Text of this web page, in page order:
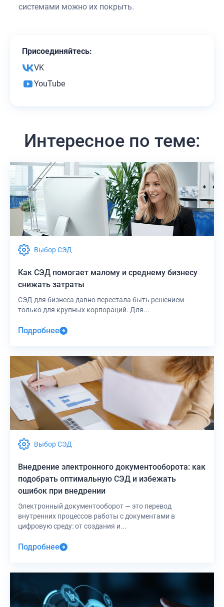
системами можно их покрыть.
Присоединяйтесь:
VK
YouTube
Интересное по теме:
Выбор СЭД
Как СЭД помогает малому и среднему бизнесу
снижать затраты
СЭД для бизнеса давно перестала быть решением
только для крупных корпораций. Для...
Подробнее
Выбор СЭД
Внедрение электронного документооборота: как
подобрать оптимальную СЭД и избежать
ошибок при внедрении
Электронный документооборот — это перевод
внутренних процессов работы с документами в
цифровую среду: от создания и...
Подробнее